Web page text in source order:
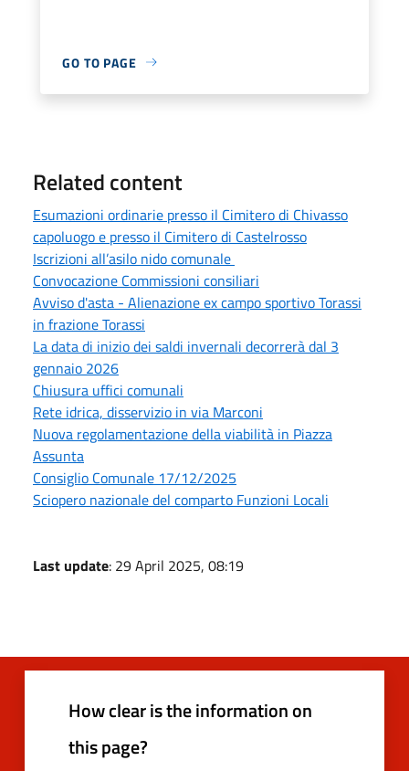
GO TO PAGE
Related content
Esumazioni ordinarie presso il Cimitero di Chivasso
capoluogo e presso il Cimitero di Castelrosso
Iscrizioni all’asilo nido comunale
Convocazione Commissioni consiliari
Avviso d'asta - Alienazione ex campo sportivo Torassi
in frazione Torassi
La data di inizio dei saldi invernali decorrerà dal 3
gennaio 2026
Chiusura uffici comunali
Rete idrica, disservizio in via Marconi
Nuova regolamentazione della viabilità in Piazza
Assunta
Consiglio Comunale 17/12/2025
Sciopero nazionale del comparto Funzioni Locali
Last update: 29 April 2025, 08:19
How clear is the information on
this page?